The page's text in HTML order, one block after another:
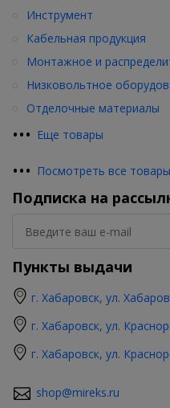
••• Еще товары
Инструмент
Кабельная продукция
Монтажное и
Низковольтное
Отделочные материалы
••• Посмотреть все товары
Подписка на
Пункты выдачи
г. Хабаровск, ул.
г. Хабаровск, ул.
г. Хабаровск, ул.
shop@mireks.ru